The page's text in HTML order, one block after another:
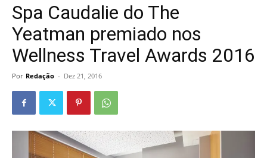
Spa Caudalie do The
Yeatman premiado nos
Wellness Travel Awards 2016
Por Redação - Dez 21, 2016